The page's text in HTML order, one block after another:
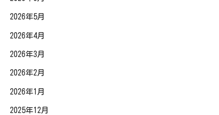
2026年5月
2026年4月
2026年3月
2026年2月
2026年1月
2025年12月